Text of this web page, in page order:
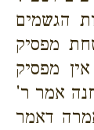
הגשמים
מפסיק
מפסיק
אמר ר'
דאמר